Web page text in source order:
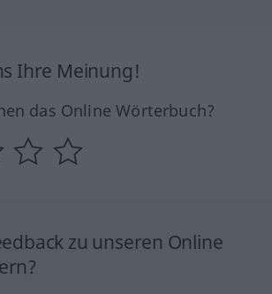
Ihre Meinung!
das Online Wörterbuch?
zu unseren Online